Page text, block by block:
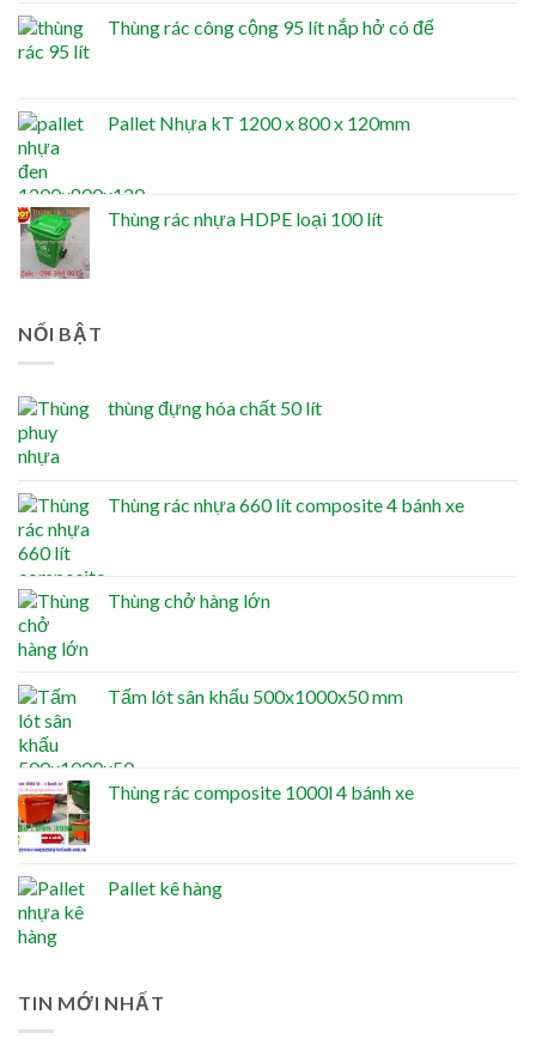
Thùng rác công cộng 95 lít nắp hở có đế
Pallet Nhựa kT 1200 x 800 x 120mm
Thùng rác nhựa HDPE loại 100 lít
NỔI BẬT
thùng đựng hóa chất 50 lít
Thùng rác nhựa 660 lít composite 4 bánh xe
Thùng chở hàng lớn
Tấm lót sân khấu 500x1000x50 mm
Thùng rác composite 1000l 4 bánh xe
Pallet kê hàng
TIN MỚI NHẤT